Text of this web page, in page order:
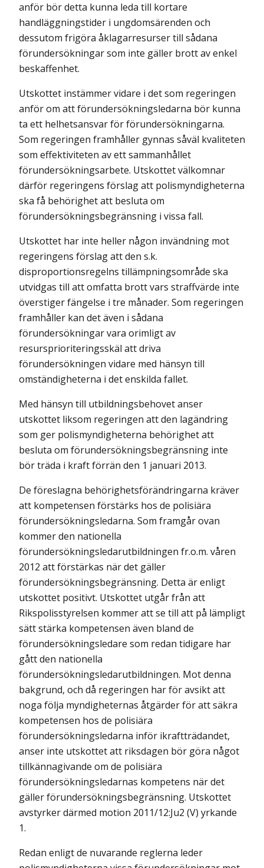
anför bör detta kunna leda till kortare
handläggningstider i ungdomsärenden och
dessutom frigöra åklagarresurser till sådana
förundersökningar som inte gäller brott av enkel
beskaffenhet.
Utskottet instämmer vidare i det som regeringen
anför om att förundersökningsledarna bör kunna
ta ett helhetsansvar för förundersökningarna.
Som regeringen framhåller gynnas såväl kvaliteten
som effektiviteten av ett sammanhållet
förundersökningsarbete. Utskottet välkomnar
därför regeringens förslag att polismyndigheterna
ska få behörighet att besluta om
förundersökningsbegränsning i vissa fall.
Utskottet har inte heller någon invändning mot
regeringens förslag att den s.k.
disproportionsregelns tillämpningsområde ska
utvidgas till att omfatta brott vars straffvärde inte
överstiger fängelse i tre månader. Som regeringen
framhåller kan det även i sådana
förundersökningar vara orimligt av
resursprioriteringsskäl att driva
förundersökningen vidare med hänsyn till
omständigheterna i det enskilda fallet.
Med hänsyn till utbildningsbehovet anser
utskottet liksom regeringen att den lagändring
som ger polismyndigheterna behörighet att
besluta om förundersökningsbegränsning inte
bör träda i kraft förrän den 1 januari 2013.
De föreslagna behörighetsförändringarna kräver
att kompetensen förstärks hos de polisiära
förundersökningsledarna. Som framgår ovan
kommer den nationella
förundersökningsledarutbildningen fr.o.m. våren
2012 att förstärkas när det gäller
förundersökningsbegränsning. Detta är enligt
utskottet positivt. Utskottet utgår från att
Rikspolisstyrelsen kommer att se till att på lämpligt
sätt stärka kompetensen även bland de
förundersökningsledare som redan tidigare har
gått den nationella
förundersökningsledarutbildningen. Mot denna
bakgrund, och då regeringen har för avsikt att
noga följa myndigheternas åtgärder för att säkra
kompetensen hos de polisiära
förundersökningsledarna inför ikraftträdandet,
anser inte utskottet att riksdagen bör göra något
tillkännagivande om de polisiära
förundersökningsledarnas kompetens när det
gäller förundersökningsbegränsning. Utskottet
avstyrker därmed motion 2011/12:Ju2 (V) yrkande
1.
Redan enligt de nuvarande reglerna leder